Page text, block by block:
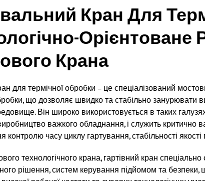
Кран Для
Орієнтоване
Крана
для термічної обробки – це спеціалізований
що дозволяє швидко та стабільно занурювати
Він широко використовується в таких
важкого обладнання, і служить
контролю часу циклу гартування, стабільності якості
технологічного крана, гартівний кран
рішення, систем керування підйомом та